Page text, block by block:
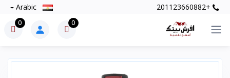
+201123660882
0
0